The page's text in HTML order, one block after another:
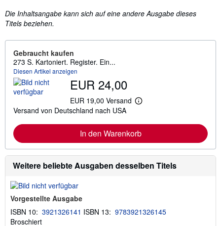
Die Inhaltsangabe kann sich auf eine andere Ausgabe dieses
Titels beziehen.
Gebraucht kaufen
273 S. Kartoniert. Register. Ein...
Diesen Artikel anzeigen
EUR 24,00
EUR 19,00 Versand
W
t
e
e
I
n
f
i
Versand von Deutschland nach USA
In den Warenkorb
Weitere beliebte Ausgaben desselben Titels
Vorgestellte Ausgabe
ISBN 10: 3921326141 ISBN 13: 9783921326145
Broschiert